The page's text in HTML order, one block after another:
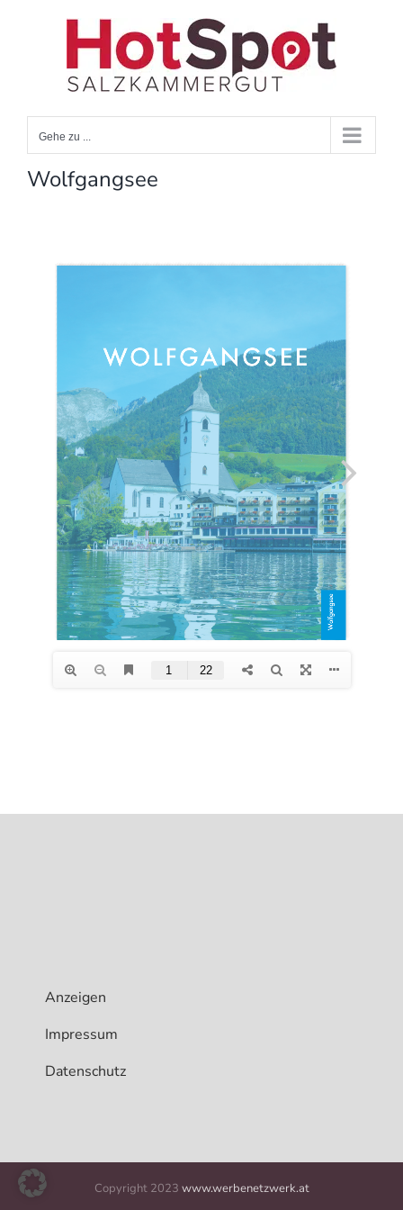
Gehe zu ...
Wolfgangsee
Anzeigen
Impressum
Datenschutz
Copyright 2023 www.werbenetzwerk.at